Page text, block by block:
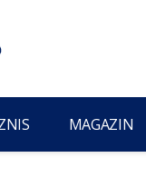
MAGAZIN